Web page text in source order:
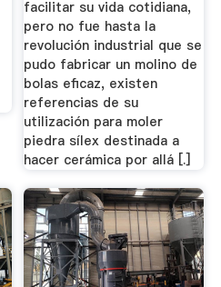
facilitar su vida cotidiana,
pero no fue hasta la
revolución industrial que se
pudo fabricar un molino de
bolas eficaz, existen
referencias de su
utilización para moler
piedra sílex destinada a
hacer cerámica por allá [.]